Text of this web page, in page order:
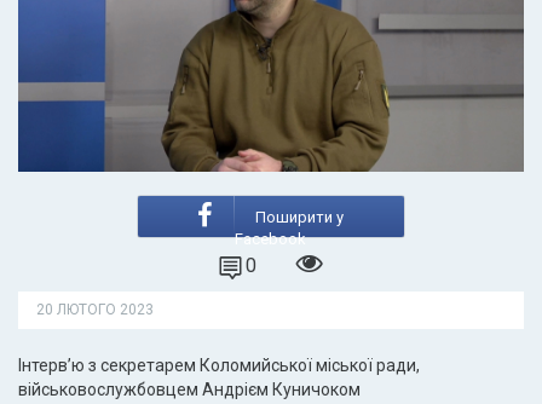
Поширити у
Facebook
0
20 ЛЮТОГО 2023
Інтерв’ю з секретарем Коломийської міської ради,
військовослужбовцем Андрієм Куничоком